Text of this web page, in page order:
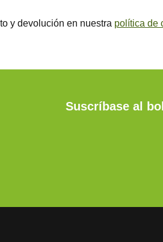
y devolución en nuestra política de
Suscríbase al